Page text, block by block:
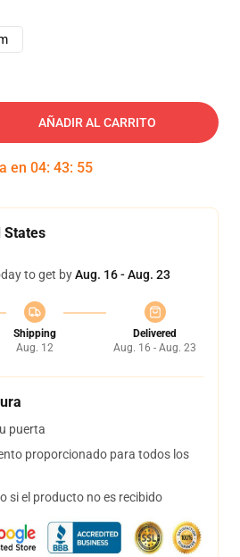
AÑADIR AL CARRITO
en 04: 43: 54
States
to get byAug. 16 - Aug. 23
Shipping
Aug. 12
Delivered
Aug. 16 - Aug. 23
puerta
proporcionado para todos los
si el producto no es recibido